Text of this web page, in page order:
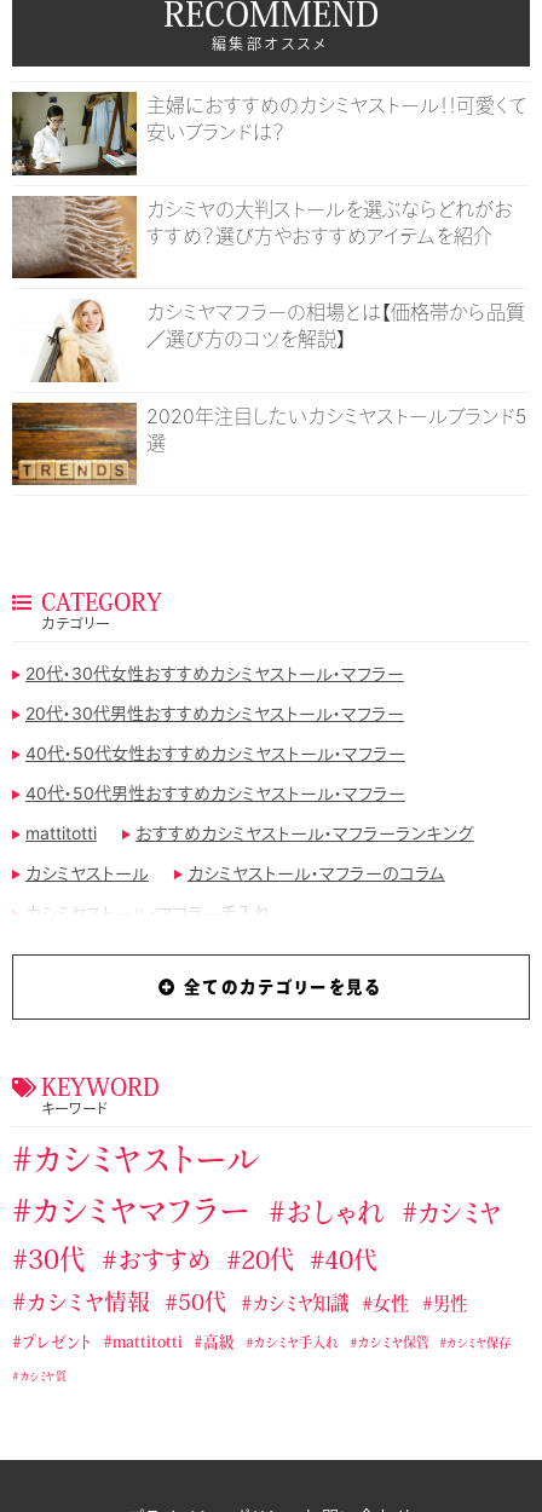
RECOMMEND
編集部オススメ
主婦におすすめのカシミヤストール！！可愛くて
安いブランドは？
カシミヤの大判ストールを選ぶならどれがお
すすめ？選び方やおすすめアイテムを紹介
カシミヤマフラーの相場とは【価格帯から品質
／選び方のコツを解説】
2020年注目したいカシミヤストールブランド5
選
CATEGORY
カテゴリー
20代・30代女性おすすめカシミヤストール・マフラー
20代・30代男性おすすめカシミヤストール・マフラー
40代・50代女性おすすめカシミヤストール・マフラー
40代・50代男性おすすめカシミヤストール・マフラー
mattitotti
おすすめカシミヤストール・マフラーランキング
カシミヤストール
カシミヤストール・マフラーのコラム
カシミヤストール・マフラー手入れ
カシミヤストール・マフラー手編み
カシミヤストール・マフラー用ブラシ
カシミヤマフラー
テストカテゴリー１
バーバリーおすすめカシミヤストール・マフラー
ラルフローレンのおすすめカシミヤストール・マフラー
ランバンカシミヤストール・マフラー
無印良品のおすすめカシミヤストール・マフラー
全てのカテゴリーを見る
KEYWORD
キーワード
カシミヤストール
カシミヤマフラー
おしゃれ
カシミヤ
30代
おすすめ 20代 40代
カシミヤ情報 50代 カシミヤ知識 女性 男性
プレゼント mattitotti 高級 カシミヤ手入れ カシミヤ保管 カシミヤ保存
カシミヤ質